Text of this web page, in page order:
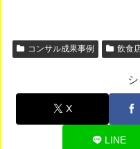
コンサル成果事例 飲食
X
LINE